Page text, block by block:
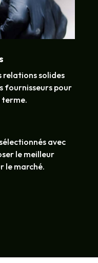
relations solides
fournisseurs pour
terme.
avec
le meilleur
le marché.